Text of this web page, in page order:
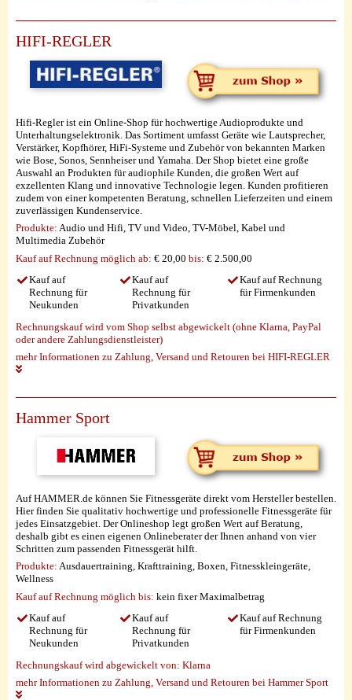
HIFI-REGLER
Hifi-Regler ist ein Online-Shop für hochwertige Audioprodukte und
Unterhaltungselektronik. Das Sortiment umfasst Geräte wie Lautsprecher,
Verstärker, Kopfhörer, HiFi-Systeme und Zubehör von bekannten Marken
wie Bose, Sonos, Sennheiser und Yamaha. Der Shop bietet eine große
Auswahl an Produkten für audiophile Kunden, die großen Wert auf
exzellenten Klang und innovative Technologie legen. Kunden profitieren
zudem von einer kompetenten Beratung, schnellen Lieferzeiten und einem
zuverlässigen Kundenservice.
Produkte: Audio und Hifi, TV und Video, TV-Möbel, Kabel und
Multimedia Zubehör
Kauf auf Rechnung möglich ab: € 20,00 bis: € 2.500,00
Kauf auf
Rechnung für
Neukunden
Kauf auf
Rechnung für
Privatkunden
Kauf auf Rechnung
für Firmenkunden
Rechnungskauf wird vom Shop selbst abgewickelt (ohne Klarna, PayPal
oder andere Zahlungsdienstleister)
mehr Informationen zu Zahlung, Versand und Retouren bei HIFI-REGLER
Hammer Sport
Auf HAMMER.de können Sie Fitnessgeräte direkt vom Hersteller bestellen.
Hier finden Sie qualitativ hochwertige und professionelle Fitnessgeräte für
jedes Einsatzgebiet. Der Onlineshop legt großen Wert auf Beratung,
deshalb gibt es einen eigenen Onlineberater der Ihnen anhand von vier
Schritten zum passenden Fitnessgerät hilft.
Produkte: Ausdauertraining, Krafttraining, Boxen, Fitnesskleingeräte,
Wellness
Kauf auf Rechnung möglich bis: kein fixer Maximalbetrag
Kauf auf
Rechnung für
Neukunden
Kauf auf
Rechnung für
Privatkunden
Kauf auf Rechnung
für Firmenkunden
Rechnungskauf wird abgewickelt von: Klarna
mehr Informationen zu Zahlung, Versand und Retouren bei Hammer Sport